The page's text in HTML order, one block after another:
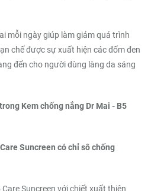
mỗi ngày giúp làm giảm quá trình
chế được sự xuất hiện các đốm đen
đến cho người dùng làng da sáng
Kem chống nắng Dr Mai - B5
Suncreen có chỉ sô chống